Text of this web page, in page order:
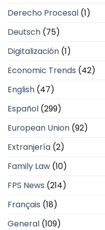
Derecho Procesal (1)
Deutsch (75)
Digitalización (1)
Economic Trends (42)
English (47)
Español (299)
European Union (92)
Extranjería (2)
Family Law (10)
FPS News (214)
Français (18)
General (109)